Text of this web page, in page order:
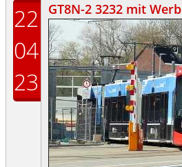
22
04
23
GT8N-2 3232 mit